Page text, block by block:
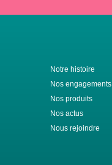
Notre histoire
Nos engagements
Nos produits
Nos actus
Nous rejoindre